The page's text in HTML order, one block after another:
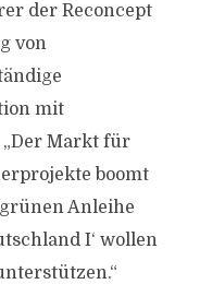
der Reconcept
von
mit
Markt für
boomt
Anleihe
I‘ wollen